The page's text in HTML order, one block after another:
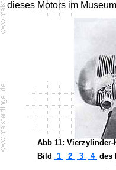
dieses Motors im
Abb 11:
Bild
1 2 3 4 des